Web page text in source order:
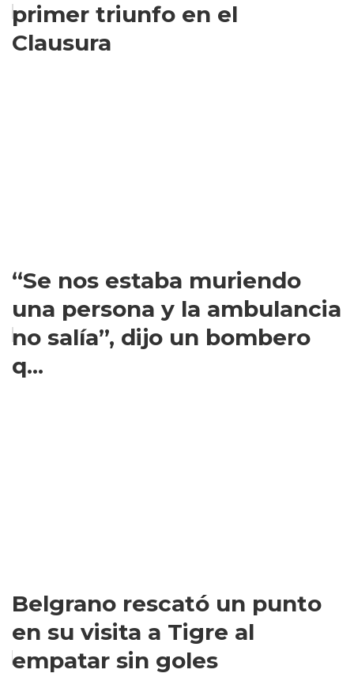
primer triunfo en el
Clausura
“Se nos estaba muriendo
una persona y la ambulancia
no salía”, dijo un bombero
q...
Belgrano rescató un punto
en su visita a Tigre al
empatar sin goles